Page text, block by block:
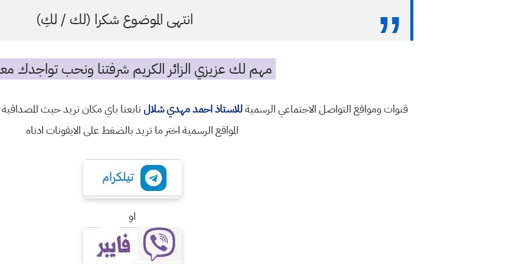
انتهى الموضوع شكرا (لك / لكِ)
مهم لك عزيزي الزائر الكريم شرفتنا ونحب تواجدك
قنوات ومواقع التواصل الاجتماعي الرسميةللاستاذ احمد مهدي شلالتابعنا باي مكان تريد حيث
المواقع الرسمية اختر ما تريد بالضغط على الايقونات ادناه
او